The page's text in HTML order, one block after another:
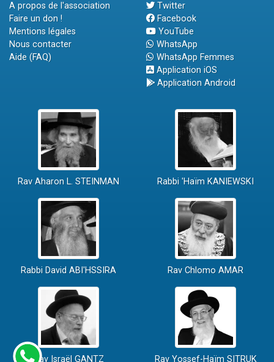
A propos de l'association
Faire un don !
Mentions légales
Nous contacter
Aide (FAQ)
Twitter
Facebook
YouTube
WhatsApp
WhatsApp Femmes
Application iOS
Application Android
Rav Aharon L. STEINMAN Rabbi 'Haïm KANIEWSKI
Rabbi David ABI'HSSIRA Rav Chlomo AMAR
Rav Israël GANTZ Rav Yossef-Haïm SITRUK